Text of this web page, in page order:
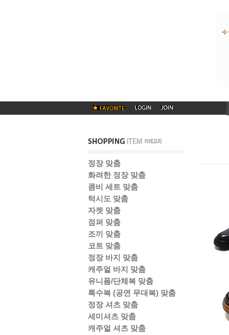
정장 맞춤
화려한 정장 맞춤
콤비 세트 맞춤
턱시도 맞춤
자켓 맞춤
점퍼 맞춤
조끼 맞춤
코트 맞춤
정장 바지 맞춤
캐주얼 바지 맞춤
유니폼/단체복 맞춤
특수복 (공연 무대복) 맞춤
정장 셔츠 맞춤
세미셔츠 맞춤
캐주얼 셔츠 맞춤